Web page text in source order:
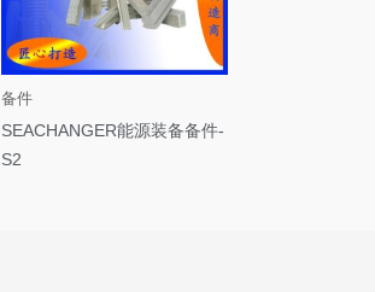
备件
SEACHANGER能源装备备件-
S2